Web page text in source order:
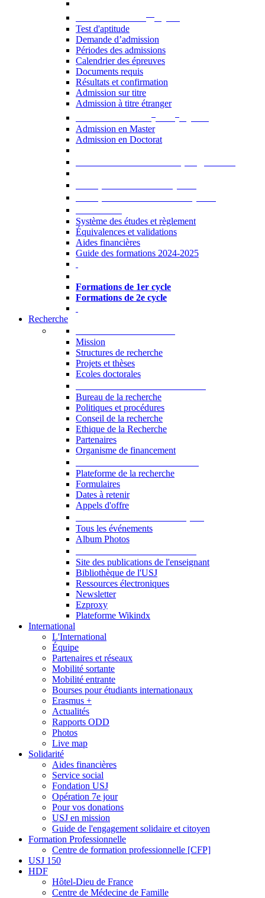
Test d'aptitude
Demande d’admission
Périodes des admissions
Calendrier des épreuves
Documents requis
Résultats et confirmation
Admission sur titre
Admission à titre étranger
Admission en Master
Admission en Doctorat
Système des études et règlement
Équivalences et validations
Aides financières
Guide des formations 2024-2025
Formations de 1er cycle
Formations de 2e cycle
Recherche
Mission
Structures de recherche
Projets et thèses
Ecoles doctorales
Bureau de la recherche
Politiques et procédures
Conseil de la recherche
Ethique de la Recherche
Partenaires
Organisme de financement
Plateforme de la recherche
Formulaires
Dates à retenir
Appels d'offre
Tous les événements
Album Photos
Site des publications de l'enseignant
Bibliothèque de l'USJ
Ressources électroniques
Newsletter
Ezproxy
Plateforme Wikindx
International
L'International
Équipe
Partenaires et réseaux
Mobilité sortante
Mobilité entrante
Bourses pour étudiants internationaux
Erasmus +
Actualités
Rapports ODD
Photos
Live map
Solidarité
Aides financières
Service social
Fondation USJ
Opération 7e jour
Pour vos donations
USJ en mission
Guide de l'engagement solidaire et citoyen
Formation Professionnelle
Centre de formation professionnelle [CFP]
USJ 150
HDF
Hôtel-Dieu de France
Centre de Médecine de Famille